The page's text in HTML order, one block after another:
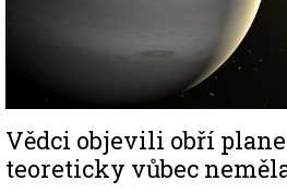
Vědci objevili obří
teoreticky vůbec